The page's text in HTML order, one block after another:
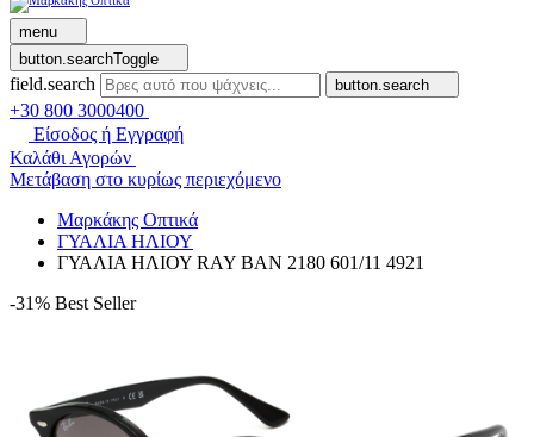
menu
button.searchToggle
field.search button.search
+30 800 3000400
Είσοδος ή Εγγραφή
Καλάθι Αγορών
Μετάβαση στο κυρίως περιεχόμενο
Μαρκάκης Οπτικά
ΓΥΑΛΙΑ ΗΛΙΟΥ
ΓΥΑΛΙΑ ΗΛΙΟΥ RAY BAN 2180 601/11 4921
-31% Best Seller